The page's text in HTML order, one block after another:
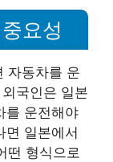
요성
자동차를 운
국인은 일본
를 운전해야
면 일본에서
떤 형식으로